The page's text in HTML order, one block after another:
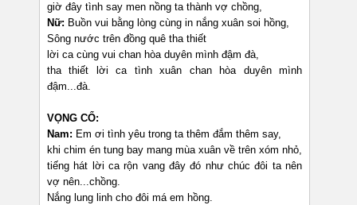
giờ đây tình say men nồng ta thành vợ chồng,
Nữ: Buồn vui bằng lòng cùng in nắng xuân soi hồng,
Sông nước trên đồng quê tha thiết
lời ca cùng vui chan hòa duyên mình đậm đà,
tha thiết lời ca tình xuân chan hòa duyên mình
đậm...đà.
VỌNG CỔ:
Nam: Em ơi tình yêu trong ta thêm đắm thêm say,
khi chim én tung bay mang mùa xuân về trên xóm nhỏ,
tiếng hát lời ca rộn vang đây đó như chúc đôi ta nên
vợ nên...chồng.
Nắng lung linh cho đôi má em hồng.